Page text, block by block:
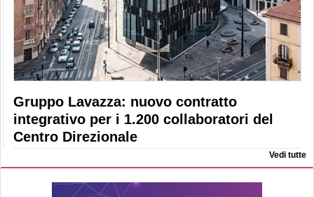
Gruppo Lavazza: nuovo contratto
integrativo per i 1.200 collaboratori del
Centro Direzionale
Vedi tutte